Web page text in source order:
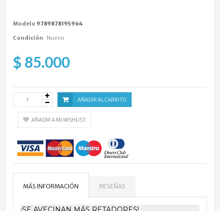
Modelo 9789878195964
Condición Nuevo
$ 85.000
AÑADIR AL CARRITO
AÑADIR A MI WISHLIST
MÁS INFORMACIÓN RESEÑAS